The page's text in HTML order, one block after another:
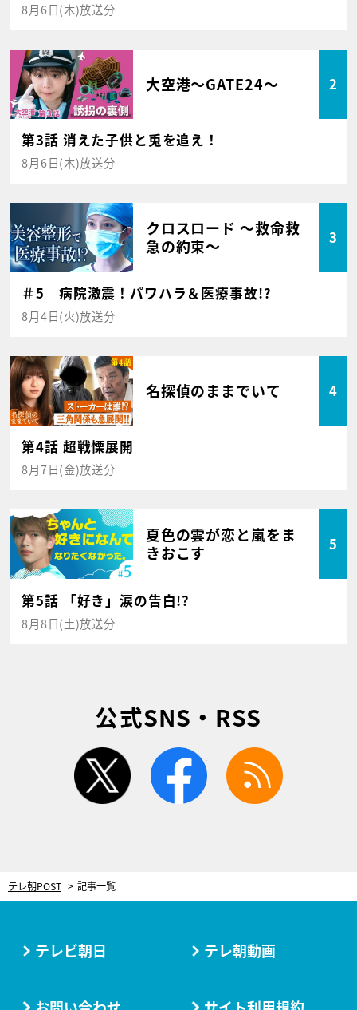
8月6日(木)放送分
大空港～GATE24～ 2
第3話 消えた子供と兎を追え！
8月6日(木)放送分
クロスロード ～救命救
急の約束～
3
＃5 病院激震！パワハラ＆医療事故!?
8月4日(火)放送分
名探偵のままでいて 4
第4話 超戦慄展開
8月7日(金)放送分
夏色の雲が恋と嵐をま
きおこす
5
第5話 「好き」涙の告白!?
8月8日(土)放送分
公式SNS・RSS
twitter facebook
テレ朝POST 記事一覧
テレビ朝日 テレ朝動画